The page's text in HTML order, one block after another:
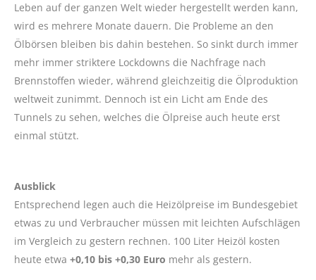
Leben auf der ganzen Welt wieder hergestellt werden kann,
wird es mehrere Monate dauern. Die Probleme an den
Ölbörsen bleiben bis dahin bestehen. So sinkt durch immer
mehr immer striktere Lockdowns die Nachfrage nach
Brennstoffen wieder, während gleichzeitig die Ölproduktion
weltweit zunimmt. Dennoch ist ein Licht am Ende des
Tunnels zu sehen, welches die Ölpreise auch heute erst
einmal stützt.
Ausblick
Entsprechend legen auch die Heizölpreise im Bundesgebiet
etwas zu und Verbraucher müssen mit leichten Aufschlägen
im Vergleich zu gestern rechnen. 100 Liter Heizöl kosten
heute etwa +0,10 bis +0,30 Euro mehr als gestern.